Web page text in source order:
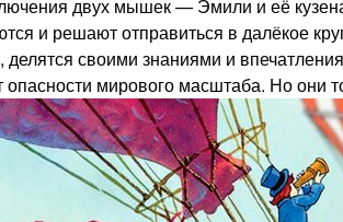
двух мышек — Эмили и её
и решают отправиться в далёкое
делятся своими знаниями и
мирового масштаба. Но они